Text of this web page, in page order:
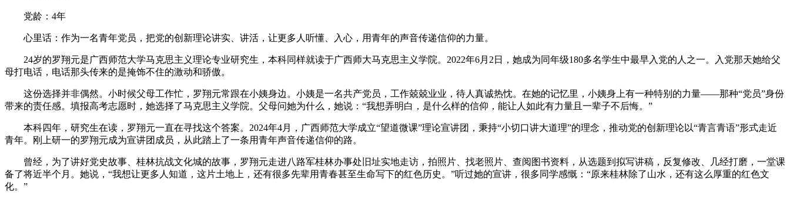
党龄：4年
心里话：作为一名青年党员，把党的创新理论讲实、讲活，让更多人听懂、入心，用青年的声音传递信仰的力量。
24岁的罗翔元是广西师范大学马克思主义理论专业研究生，本科同样就读于广西师大马克思主义学院。2022年6月2日，她成为同年级180多名学生中最早入党的人之一。入党那天她给父
母打电话，电话那头传来的是掩饰不住的激动和骄傲。
这份选择并非偶然。小时候父母工作忙，罗翔元常跟在小姨身边。小姨是一名共产党员，工作兢兢业业，待人真诚热忱。在她的记忆里，小姨身上有一种特别的力量——那种“党员”身份
带来的责任感。填报高考志愿时，她选择了马克思主义学院。父母问她为什么，她说：“我想弄明白，是什么样的信仰，能让人如此有力量且一辈子不后悔。”
本科四年，研究生在读，罗翔元一直在寻找这个答案。2024年4月，广西师范大学成立“望道微课”理论宣讲团，秉持“小切口讲大道理”的理念，推动党的创新理论以“青言青语”形式走近
青年。刚上研一的罗翔元成为宣讲团成员，从此踏上了一条用青年声音传递信仰的路。
曾经，为了讲好党史故事、桂林抗战文化城的故事，罗翔元走进八路军桂林办事处旧址实地走访，拍照片、找老照片、查阅图书资料，从选题到拟写讲稿，反复修改、几经打磨，一堂课
备了将近半个月。她说，“我想让更多人知道，这片土地上，还有很多先辈用青春甚至生命写下的红色历史。”听过她的宣讲，很多同学感慨：“原来桂林除了山水，还有这么厚重的红色文
化。”